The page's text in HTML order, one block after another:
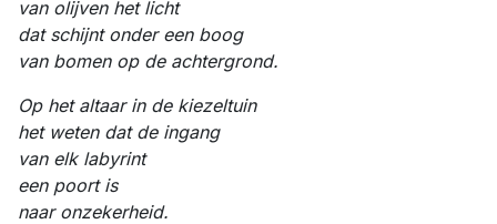
van olijven het licht
dat schijnt onder een boog
van bomen op de achtergrond.
Op het altaar in de kiezeltuin
het weten dat de ingang
van elk labyrint
een poort is
naar onzekerheid.